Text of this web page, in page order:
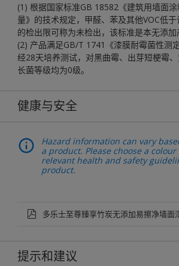
(1) 根据国家标准GB 18582《建筑用墙面
量》的技术规定，甲醛、苯及其他VOC低
的检出限可称为未检出，该标准是本无添加
(2) 产品满足GB/T 1741《漆膜耐霉菌性测
经28天培养测试，对黑曲霉、出芽短梗霉
长菌等级均为0级。
健康与安全
Hazard information can vary
a product. Please choose a
relevant health and safety
product.
多乐士至尊臻享竹炭无添加易擦净墙面
提示和建议